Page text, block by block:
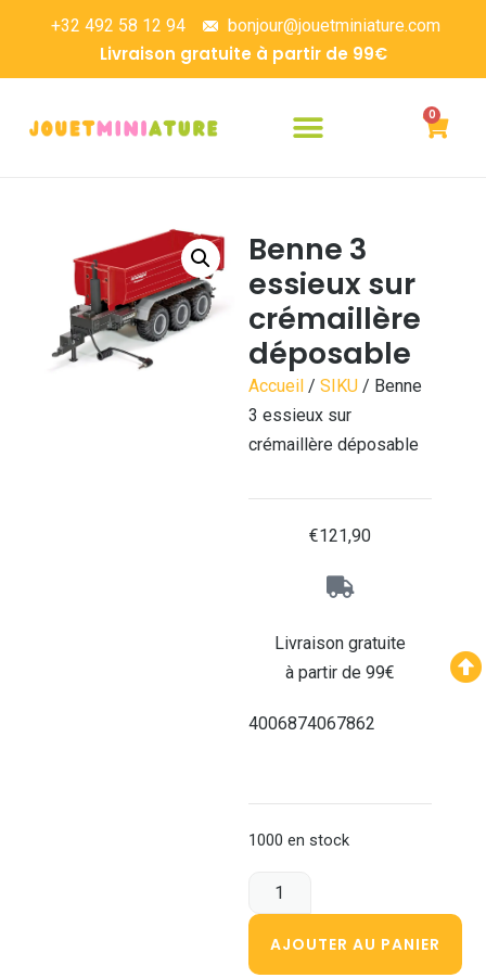
+32 492 58 12 94 bonjour@jouetminiature.com
Livraison gratuite à partir de 99€
0
Benne 3
essieux sur
crémaillère
déposable
Accueil/ SIKU/ Benne
3 essieux sur
crémaillère déposable
€121,90
Livraison gratuite
à partir de 99€
4006874067862
1000 en stock
AJOUTER AU PANIER